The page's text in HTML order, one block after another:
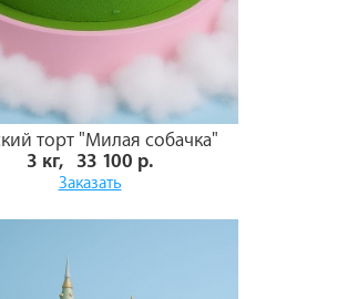
торт "Милая собачка"
3 кг, 33 100 р.
Заказать